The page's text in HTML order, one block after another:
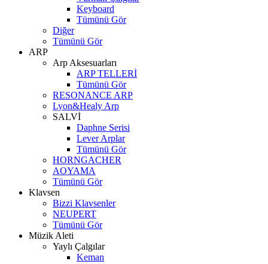
Keyboard
Tümünü Gör
Diğer
Tümünü Gör
ARP
Arp Aksesuarları
ARP TELLERİ
Tümünü Gör
RESONANCE ARP
Lyon&Healy Arp
SALVİ
Daphne Serisi
Lever Arplar
Tümünü Gör
HORNGACHER
AOYAMA
Tümünü Gör
Klavsen
Bizzi Klavsenler
NEUPERT
Tümünü Gör
Müzik Aleti
Yaylı Çalgılar
Keman